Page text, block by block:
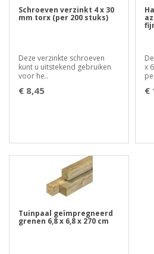
Schroeven verzinkt 4 x 30
mm torx (per 200 stuks)
Deze verzinkte schroeven
kunt u uitstekend gebruiken
voor he..
€ 8,45
x
€
Tuinpaal geïmpregneerd
grenen 6,8 x 6,8 x 270 cm